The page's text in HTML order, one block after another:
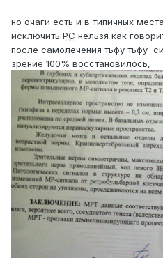
но очаги есть и в типичных
исключить РС нельзя как
после самолечения тьфу тьфу
зрение 100% восстановилось,